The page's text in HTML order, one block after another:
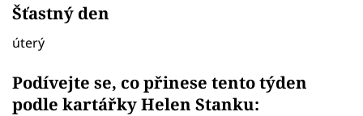
Šťastný den
úterý
Podívejte se, co přinese tento týden
podle kartářky Helen Stanku: